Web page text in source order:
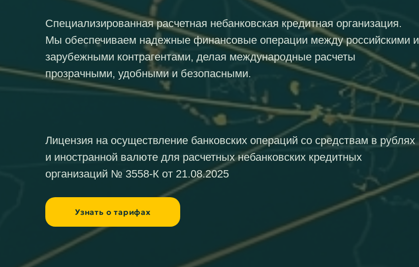
Специализированная расчетная небанковская кредитная организация.
Мы обеспечиваем надежные финансовые операции между российскими и
зарубежными контрагентами, делая международные расчеты
прозрачными, удобными и безопасными.
Лицензия на осуществление банковских операций со средствам в рублях
и иностранной валюте для расчетных небанковских кредитных
организаций № 3558-К от 21.08.2025
Узнать о тарифах